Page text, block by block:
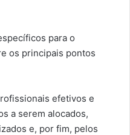
para o
os principais pontos
efetivos e
a serem alocados,
e, por fim, pelos